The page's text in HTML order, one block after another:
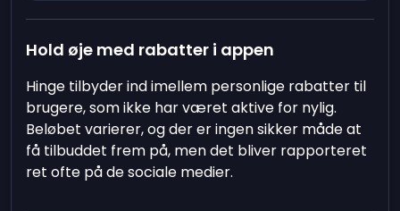
Hold øje med rabatter i appen
Hinge tilbyder ind imellem personlige rabatter til
brugere, som ikke har været aktive for nylig.
Beløbet varierer, og der er ingen sikker måde at
få tilbuddet frem på, men det bliver rapporteret
ret ofte på de sociale medier.